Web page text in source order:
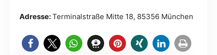
Adresse:Terminalstraße Mitte 18, 85356 München